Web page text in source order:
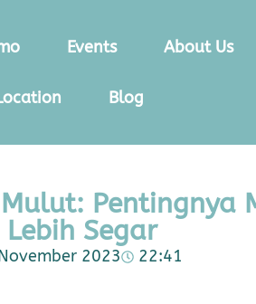
Events About Us
Blog
Pentingnya
Segar
2023 22:41